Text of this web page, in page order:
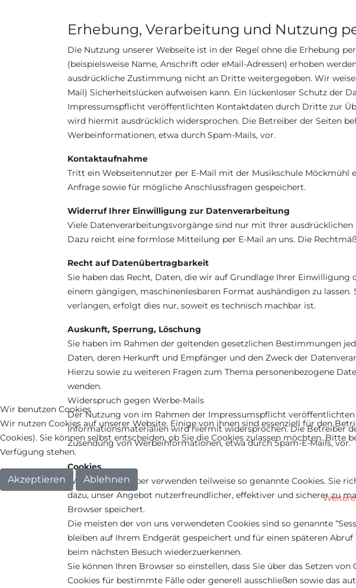
Erhebung, Verarbeitung und Nutzung
Die Nutzung unserer Webseite ist in der Regel ohne die Erhebung
(beispielsweise Name, Anschrift oder eMail-Adressen) erhoben
ausdrückliche Zustimmung nicht an Dritte weitergegeben. Wir
Mail) Sicherheitslücken aufweisen kann. Ein lückenloser Schutz
Impressumspflicht veröffentlichten Kontaktdaten durch Dritte zur
wird hiermit ausdrücklich widersprochen. Die Betreiber der Seiten
Werbeinformationen, etwa durch Spam-Mails, vor.
Kontaktaufnahme
Tritt ein Webseitennutzer per E-Mail mit der Musikschule Möckmühl
Anfrage sowie für mögliche Anschlussfragen gespeichert.
Widerruf Ihrer Einwilligung zur Datenverarbeitung
Viele Datenverarbeitungsvorgänge sind nur mit Ihrer
Dazu reicht eine formlose Mitteilung per E-Mail an uns. Die
Recht auf Datenübertragbarkeit
Sie haben das Recht, Daten, die wir auf Grundlage Ihrer
einem gängigen, maschinenlesbaren Format aushändigen zu
verlangen, erfolgt dies nur, soweit es technisch machbar ist.
Auskunft, Sperrung, Löschung
Sie haben im Rahmen der geltenden gesetzlichen Bestimmungen
Daten, deren Herkunft und Empfänger und den Zweck der
Hierzu sowie zu weiteren Fragen zum Thema personenbezogene
wenden.
Widerspruch gegen Werbe-Mails
Der Nutzung von im Rahmen der Impressumspflicht
Informationsmaterialien wird hiermit widersprochen. Die Betreiber
Zusendung von Werbeinformationen, etwa durch Spam-E-Mails, vor.
Cookies
Webseitenbetreiber verwenden teilweise so genannte Cookies. Sie
dazu, unser Angebot nutzerfreundlicher, effektiver und sicherer zu
Browser speichert.
Die meisten der von uns verwendeten Cookies sind so genannte
bleiben auf Ihrem Endgerät gespeichert und für einen späteren
beim nächsten Besuch wiederzuerkennen.
Sie können Ihren Browser so einstellen, dass Sie über das Setzen
Cookies für bestimmte Fälle oder generell ausschließen sowie das
Wir benutzen Cookies
Wir nutzen Cookies auf unserer Website. Einige von ihnen sind essenziell für den
Cookies). Sie können selbst entscheiden, ob Sie die Cookies zulassen möchten.
Verfügung stehen.
Akzeptieren Ablehnen